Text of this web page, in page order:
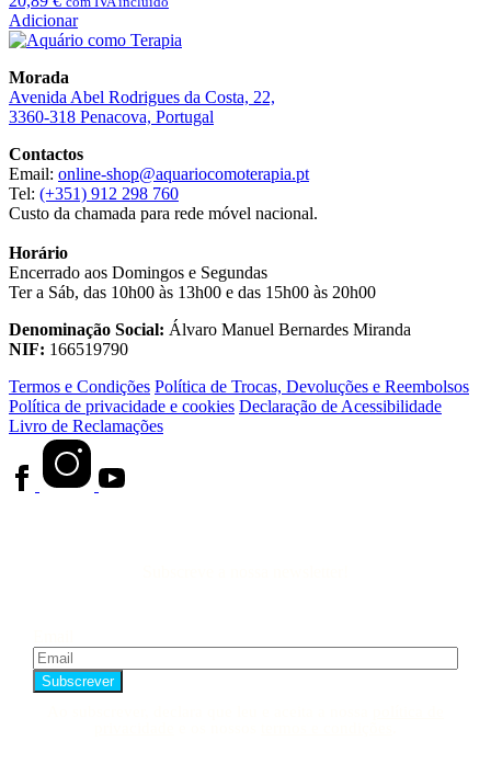
Adicionar
Morada
Avenida Abel Rodrigues da Costa, 22,
3360-318 Penacova, Portugal
Contactos
Email: online-shop@aquariocomoterapia.pt
Tel: (+351) 912 298 760
Custo da chamada para rede móvel nacional.
Horário
Encerrado aos Domingos e Segundas
Ter a Sáb, das 10h00 às 13h00 e das 15h00 às 20h00
Denominação Social: Álvaro Manuel Bernardes Miranda
NIF: 166519790
Termos e Condições Política de Trocas, Devoluções e Reembolsos
Política de privacidade e cookies Declaração de Acessibilidade
Livro de Reclamações